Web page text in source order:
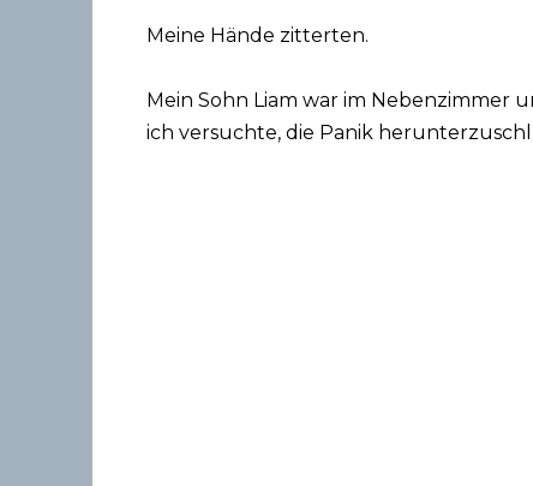
Meine Hände zitterten.
Mein Sohn Liam war im Nebenzimmer
ich versuchte, die Panik